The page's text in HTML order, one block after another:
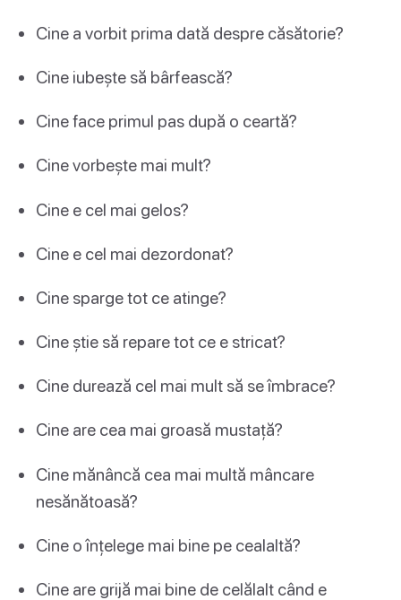
Cine a vorbit prima dată despre căsătorie?
Cine iubește să bârfească?
Cine face primul pas după o ceartă?
Cine vorbește mai mult?
Cine e cel mai gelos?
Cine e cel mai dezordonat?
Cine sparge tot ce atinge?
Cine știe să repare tot ce e stricat?
Cine durează cel mai mult să se îmbrace?
Cine are cea mai groasă mustață?
Cine mănâncă cea mai multă mâncare
nesănătoasă?
Cine o înțelege mai bine pe cealaltă?
Cine are grijă mai bine de celălalt când e